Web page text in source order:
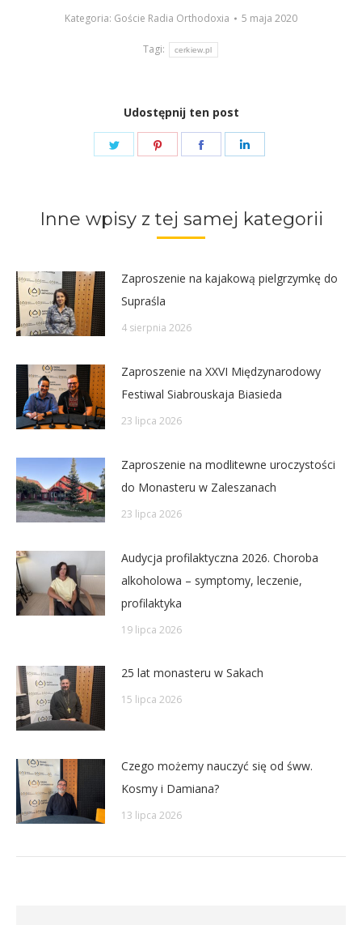
Kategoria: Goście Radia Orthodoxia 5 maja 2020
Tagi: cerkiew.pl
Udostępnij ten post
Share
Share
Share
Inne wpisy z tej samej kategorii
Zaproszenie na kajakową pielgrzymkę do
Supraśla
4 sierpnia 2026
Zaproszenie na XXVI Międzynarodowy
Festiwal Siabrouskaja Biasieda
23 lipca 2026
Zaproszenie na modlitewne uroczystości
do Monasteru w Zaleszanach
23 lipca 2026
Audycja profilaktyczna 2026. Choroba
alkoholowa – symptomy, leczenie,
profilaktyka
19 lipca 2026
25 lat monasteru w Sakach
15 lipca 2026
Czego możemy nauczyć się od śww.
Kosmy i Damiana?
13 lipca 2026